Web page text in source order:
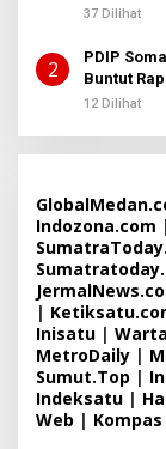
37 Dilihat
2
PDIP
Buntut
12 Dilihat
Indozona.com |
|
Inisatu |
MetroDaily |
Sumut.Top |
Indeksatu |
Web | Kompas